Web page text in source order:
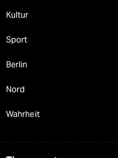
Kultur
Sport
Berlin
Nord
Wahrheit